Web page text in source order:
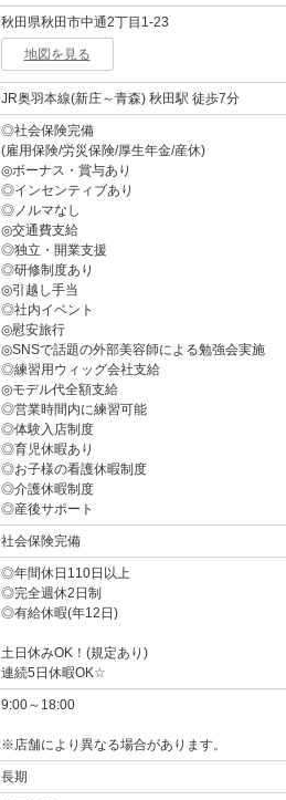
秋田県秋田市中通2丁目1-23
地図を見る
JR奥羽本線(新庄～青森) 秋田駅 徒歩7分
◎社会保険完備
(雇用保険/労災保険/厚生年金/産休)
◎ボーナス・賞与あり
◎インセンティブあり
◎ノルマなし
◎交通費支給
◎独立・開業支援
◎研修制度あり
◎引越し手当
◎社内イベント
◎慰安旅行
◎SNSで話題の外部美容師による勉強会実施
◎練習用ウィッグ会社支給
◎モデル代全額支給
◎営業時間内に練習可能
◎体験入店制度
◎育児休暇あり
◎お子様の看護休暇制度
◎介護休暇制度
◎産後サポート
社会保険完備
◎年間休日110日以上
◎完全週休2日制
◎有給休暇(年12日)
土日休みOK！(規定あり)
連続5日休暇OK☆
9:00～18:00
※店舗により異なる場合があります。
長期